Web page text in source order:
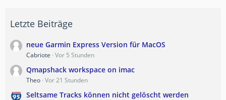
Letzte Beiträge
neue Garmin Express Version für MacOS
Cabriote Vor 5 Stunden
Qmapshack workspace on imac
Theo Vor 21 Stunden
Seltsame Tracks können nicht gelöscht werden